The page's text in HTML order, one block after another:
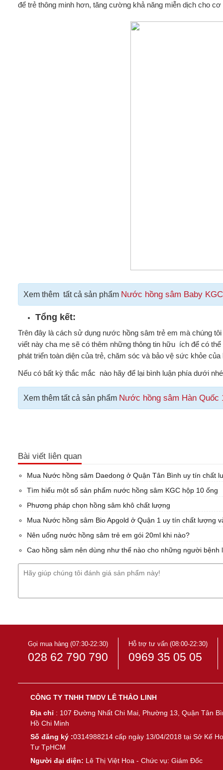
để trẻ thông minh hơn, tăng cường khả năng miễn dịch cho cơ
Xem thêm tất cả sản phẩm Nước hồng sâm Baby KGC
Tổng kết:
Trên đây là cách sử dụng nước hồng sâm trẻ em mà chúng
viết này cha mẹ sẽ có thêm những thông tin hữu ích để có
phát triển toàn diện của trẻ, chăm sóc và bảo vệ sức khỏe của
Nếu có bất kỳ thắc mắc nào hãy để lại bình luận phía dưới
Xem thêm tất cả sản phẩm Nước hồng sâm Hàn Quốc
Bài viết liên quan
Mua Nước hồng sâm Daedong ở Quận Tân Bình uy tín chất
Tìm hiểu một số sản phẩm nước hồng sâm KGC hộp 10 ống
Phương pháp chọn hồng sâm khô chất lượng
Mua Nước hồng sâm Bio Apgold ở Quận 1 uy tín chất lượng
Nên uống nước hồng sâm trẻ em gói 20ml khi nào?
Cao hồng sâm nên dùng như thế nào cho những người bệnh
Gọi mua hàng (07:30-22:30)
028 62 790 790
Hỗ trợ tư vấn (08:00-22:30)
0969 35 05 05
CÔNG TY TNHH TMDV LÊ THẢO LINH
Địa chỉ : 107 Đường Nhất Chi Mai, Phường 13, Quận Tân
Hồ Chi Minh
Số đăng ký :0314988214 cấp ngày 13/04/2018 tại Sở Kế
Tư TpHCM
Người đại diện: Lê Thị Việt Hoa - Chức vụ: Giám Đốc